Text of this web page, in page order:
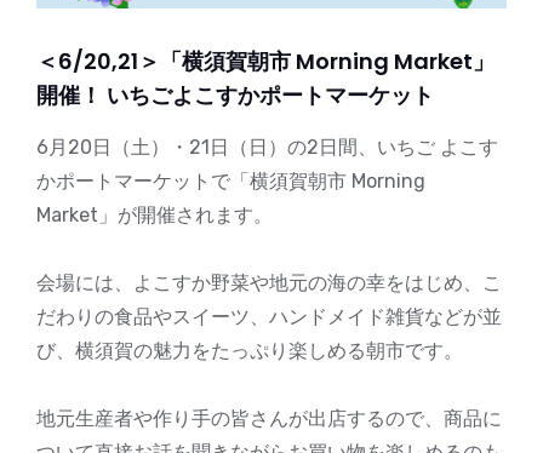
＜6/20,21＞「横須賀朝市 Morning Market」
開催！ いちごよこすかポートマーケット
6月20日（土）・21日（日）の2日間、いちご よこす
かポートマーケットで「横須賀朝市 Morning
Market」が開催されます。
会場には、よこすか野菜や地元の海の幸をはじめ、こ
だわりの食品やスイーツ、ハンドメイド雑貨などが並
び、横須賀の魅力をたっぷり楽しめる朝市です。
地元生産者や作り手の皆さんが出店するので、商品に